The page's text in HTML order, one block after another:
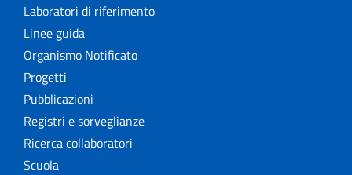
Laboratori di riferimento
Linee guida
Organismo Notificato
Progetti
Pubblicazioni
Registri e sorveglianze
Ricerca collaboratori
Scuola